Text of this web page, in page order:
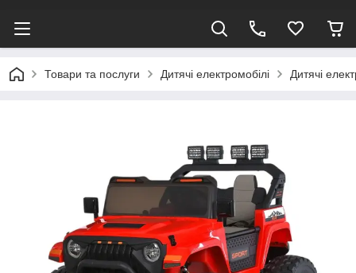
Товари та послуги Дитячі електромобілі Дитячі